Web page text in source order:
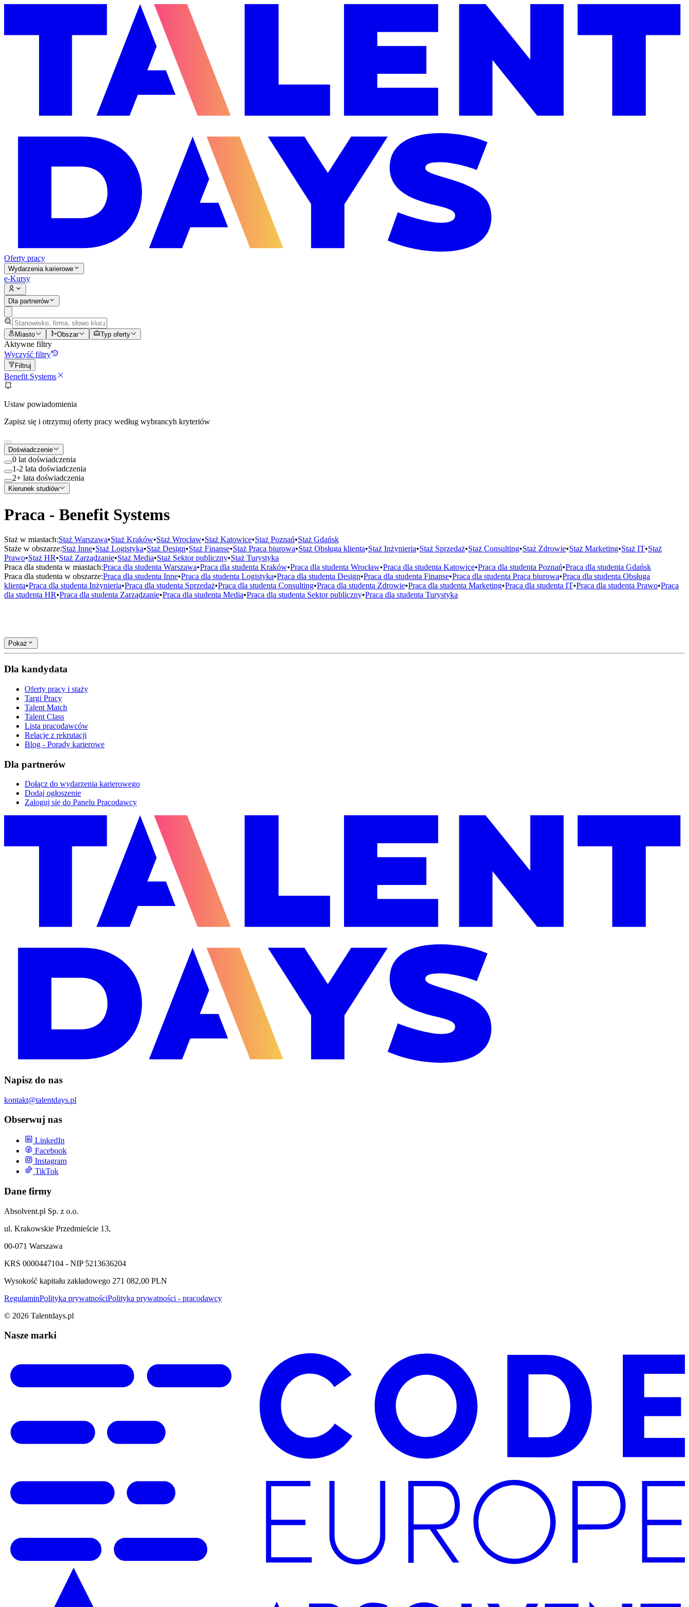
Oferty pracy
Wydarzenia karierowe
e-Kursy
Dla partnerów
Miasto Obszar Typ oferty
Aktywne filtry
Wyczyść filtry
Filtruj
Benefit Systems
Ustaw powiadomienia
Zapisz się i otrzymuj oferty pracy według wybrancyh kryteriów
Doświadczenie
0 lat doświadczenia
1-2 lata doświadczenia
2+ lata doświadczenia
Kierunek studiów
Praca - Benefit Systems
Staż w miastach:Staż Warszawa•Staż Kraków•Staż Wrocław•Staż Katowice•Staż Poznań•Staż Gdańsk
Staże w obszarze:Staż Inne•Staż Logistyka•Staż Design•Staż Finanse•Staż Praca biurowa•Staż Obsługa klienta•Staż Inżynieria•Staż Sprzedaż•Staż Consulting•Staż Zdrowie•Staż Marketing•Staż IT•Staż
Prawo•Staż HR•Staż Zarządzanie•Staż Media•Staż Sektor publiczny•Staż Turystyka
Praca dla studenta w miastach:Praca dla studenta Warszawa•Praca dla studenta Kraków•Praca dla studenta Wrocław•Praca dla studenta Katowice•Praca dla studenta Poznań•Praca dla studenta Gdańsk
Praca dla studenta w obszarze:Praca dla studenta Inne•Praca dla studenta Logistyka•Praca dla studenta Design•Praca dla studenta Finanse•Praca dla studenta Praca biurowa•Praca dla studenta Obsługa
klienta•Praca dla studenta Inżynieria•Praca dla studenta Sprzedaż•Praca dla studenta Consulting•Praca dla studenta Zdrowie•Praca dla studenta Marketing•Praca dla studenta IT•Praca dla studenta Prawo•Praca
dla studenta HR•Praca dla studenta Zarządzanie•Praca dla studenta Media•Praca dla studenta Sektor publiczny•Praca dla studenta Turystyka
Pokaż
Dla kandydata
Oferty pracy i staży
Targi Pracy
Talent Match
Talent Class
Lista pracodawców
Relacje z rekrutacji
Blog - Porady karierowe
Dla partnerów
Dołącz do wydarzenia karierowego
Dodaj ogłoszenie
Zaloguj się do Panelu Pracodawcy
Napisz do nas
kontakt@talentdays.pl
Obserwuj nas
LinkedIn
Facebook
Instagram
TikTok
Dane firmy
Absolvent.pl Sp. z o.o.
ul. Krakowskie Przedmieście 13,
00-071 Warszawa
KRS 0000447104 - NIP 5213636204
Wysokość kapitału zakładowego 271 082,00 PLN
RegulaminPolityka prywatnościPolityka prywatności - pracodawcy
© 2026 Talentdays.pl
Nasze marki